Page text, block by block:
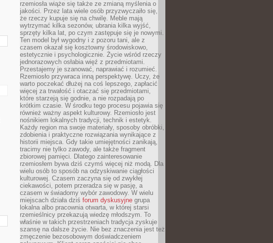
rzemiosła wiąże się także ze zmianą myślenia o
jakości. Przez lata wiele osób przyzwyczaiło się,
że rzeczy kupuje się na chwilę. Meble mają
wytrzymać kilka sezonów, ubrania kilka wyjść,
sprzęty kilka lat, po czym zastępuje się je nowymi.
Ten model był wygodny i z pozoru tani, ale z
czasem okazał się kosztowny środowiskowo,
estetycznie i psychologicznie. Życie wśród rzeczy
jednorazowych osłabia więź z przedmiotami.
Przestajemy je szanować, naprawiać i rozumieć.
Rzemiosło przywraca inną perspektywę. Uczy, że
warto poczekać dłużej na coś lepszego, zapłacić
więcej za trwałość i otaczać się przedmiotami,
które starzeją się godnie, a nie rozpadają po
krótkim czasie. W środku tego procesu pojawia się
również ważny aspekt kulturowy. Rzemiosło jest
nośnikiem lokalnych tradycji, technik i estetyk.
Każdy region ma swoje materiały, sposoby obróbki,
zdobienia i praktyczne rozwiązania wynikające z
historii miejsca. Gdy takie umiejętności zanikają,
tracimy nie tylko zawody, ale także fragment
zbiorowej pamięci. Dlatego zainteresowanie
rzemiosłem bywa dziś czymś więcej niż modą. Dla
wielu osób to sposób na odzyskiwanie ciągłości
kulturowej. Czasem zaczyna się od zwykłej
ciekawości, potem przeradza się w pasję, a
czasem w świadomy wybór zawodowy. W wielu
miejscach działa dziś forum dyskusyjne grupa
lokalna albo pracownia otwarta, w której starsi
rzemieślnicy przekazują wiedzę młodszym. To
właśnie w takich przestrzeniach tradycja zyskuje
szansę na dalsze życie. Nie bez znaczenia jest też
zmęczenie bezosobowym doświadczeniem